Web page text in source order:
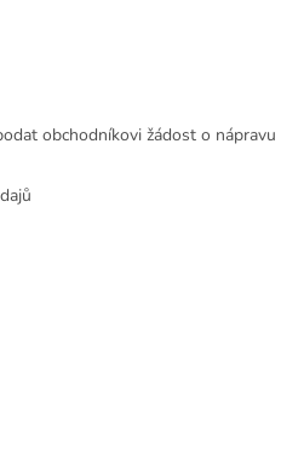
obchodníkovi žádost o nápravu